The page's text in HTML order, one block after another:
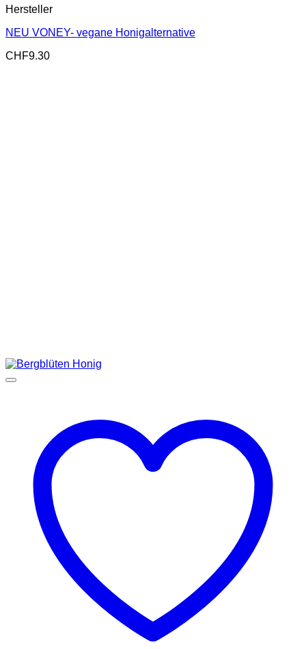
Hersteller
NEU VONEY- vegane Honigalternative
CHF9.30